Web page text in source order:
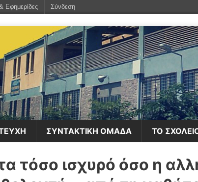
ΣΥΝΤΑΚΤΙΚΗ ΟΜΑΔΑ ΤΟ
τόσο ισχυρό όσο η
Εφημερίδες Σύνδεση